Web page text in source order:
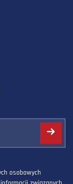
osobowych